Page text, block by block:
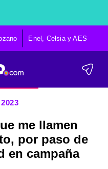
Enel, Celsia y AES
me llamen
por paso de
en campaña